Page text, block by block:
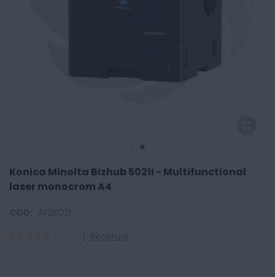
Konica Minolta Bizhub 5021i - Multifunctional
laser monocrom A4